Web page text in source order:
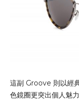
這副 Groove 則以經
色鏡圈更突出個人魅